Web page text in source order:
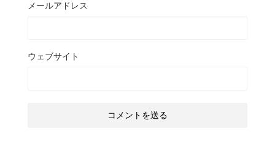
メールアドレス
ウェブサイト